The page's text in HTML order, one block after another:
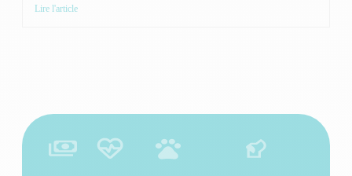
Lire l'article